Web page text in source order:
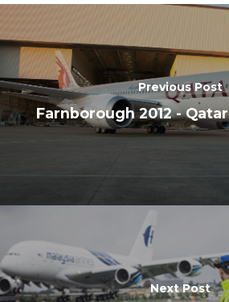
Previous Post
Farnborough 2012 -
Next Post